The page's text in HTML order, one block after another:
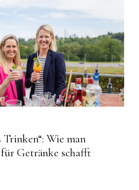
Trinken“: Wie man
Getränke schafft